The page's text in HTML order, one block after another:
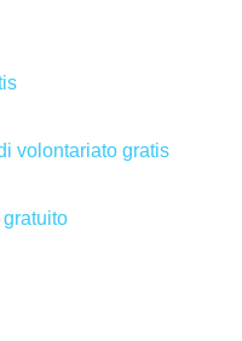
volontariato gratis